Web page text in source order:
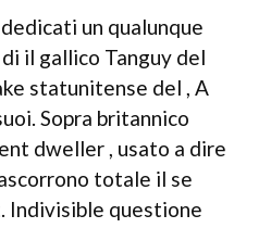
un qualunque
il gallico Tanguy del
statunitense del , A
Sopra britannico
dweller , usato a dire
totale il se
Indivisible questione